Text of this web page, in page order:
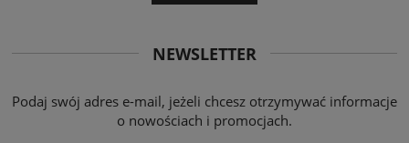
NEWSLETTER
Podaj swój adres e-mail, jeżeli chcesz otrzymywać informacje
o nowościach i promocjach.